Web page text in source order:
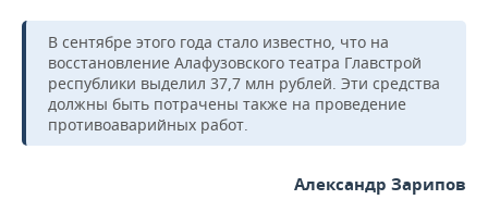
В сентябре этого года стало известно, что на
восстановление Алафузовского театра Главстрой
республики выделил 37,7 млн рублей. Эти средства
должны быть потрачены также на проведение
противоаварийных работ.
Александр Зарипов